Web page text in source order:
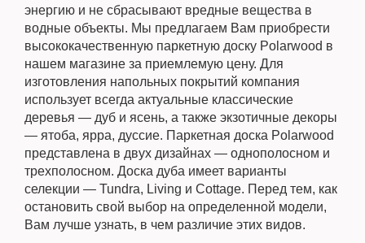
энергию и не сбрасывают вредные вещества в
водные объекты. Мы предлагаем Вам приобрести
высококачественную паркетную доску Polarwood в
нашем магазине за приемлемую цену. Для
изготовления напольных покрытий компания
использует всегда актуальные классические
деревья — дуб и ясень, а также экзотичные декоры
— ятоба, ярра, дуссие. Паркетная доска Polarwood
представлена в двух дизайнах — однополосном и
трехполосном. Доска дуба имеет варианты
селекции — Tundra, Living и Cottage. Перед тем, как
остановить свой выбор на определенной модели,
Вам лучше узнать, в чем различие этих видов.